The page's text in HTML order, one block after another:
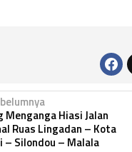
Menganga Hiasi Jalan
Ruas Lingadan – Kota
– Silondou – Malala